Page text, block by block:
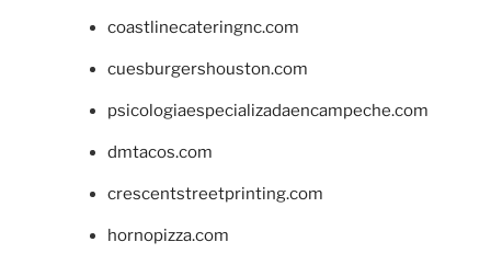
coastlinecateringnc.com
cuesburgershouston.com
psicologiaespecializadaencampeche.com
dmtacos.com
crescentstreetprinting.com
hornopizza.com